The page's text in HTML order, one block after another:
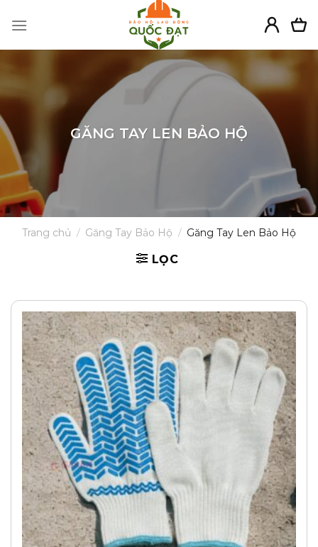
GĂNG TAY LEN BẢO HỘ
Trang chủ / Găng Tay Bảo Hộ / Găng Tay Len Bảo Hộ
LỌC